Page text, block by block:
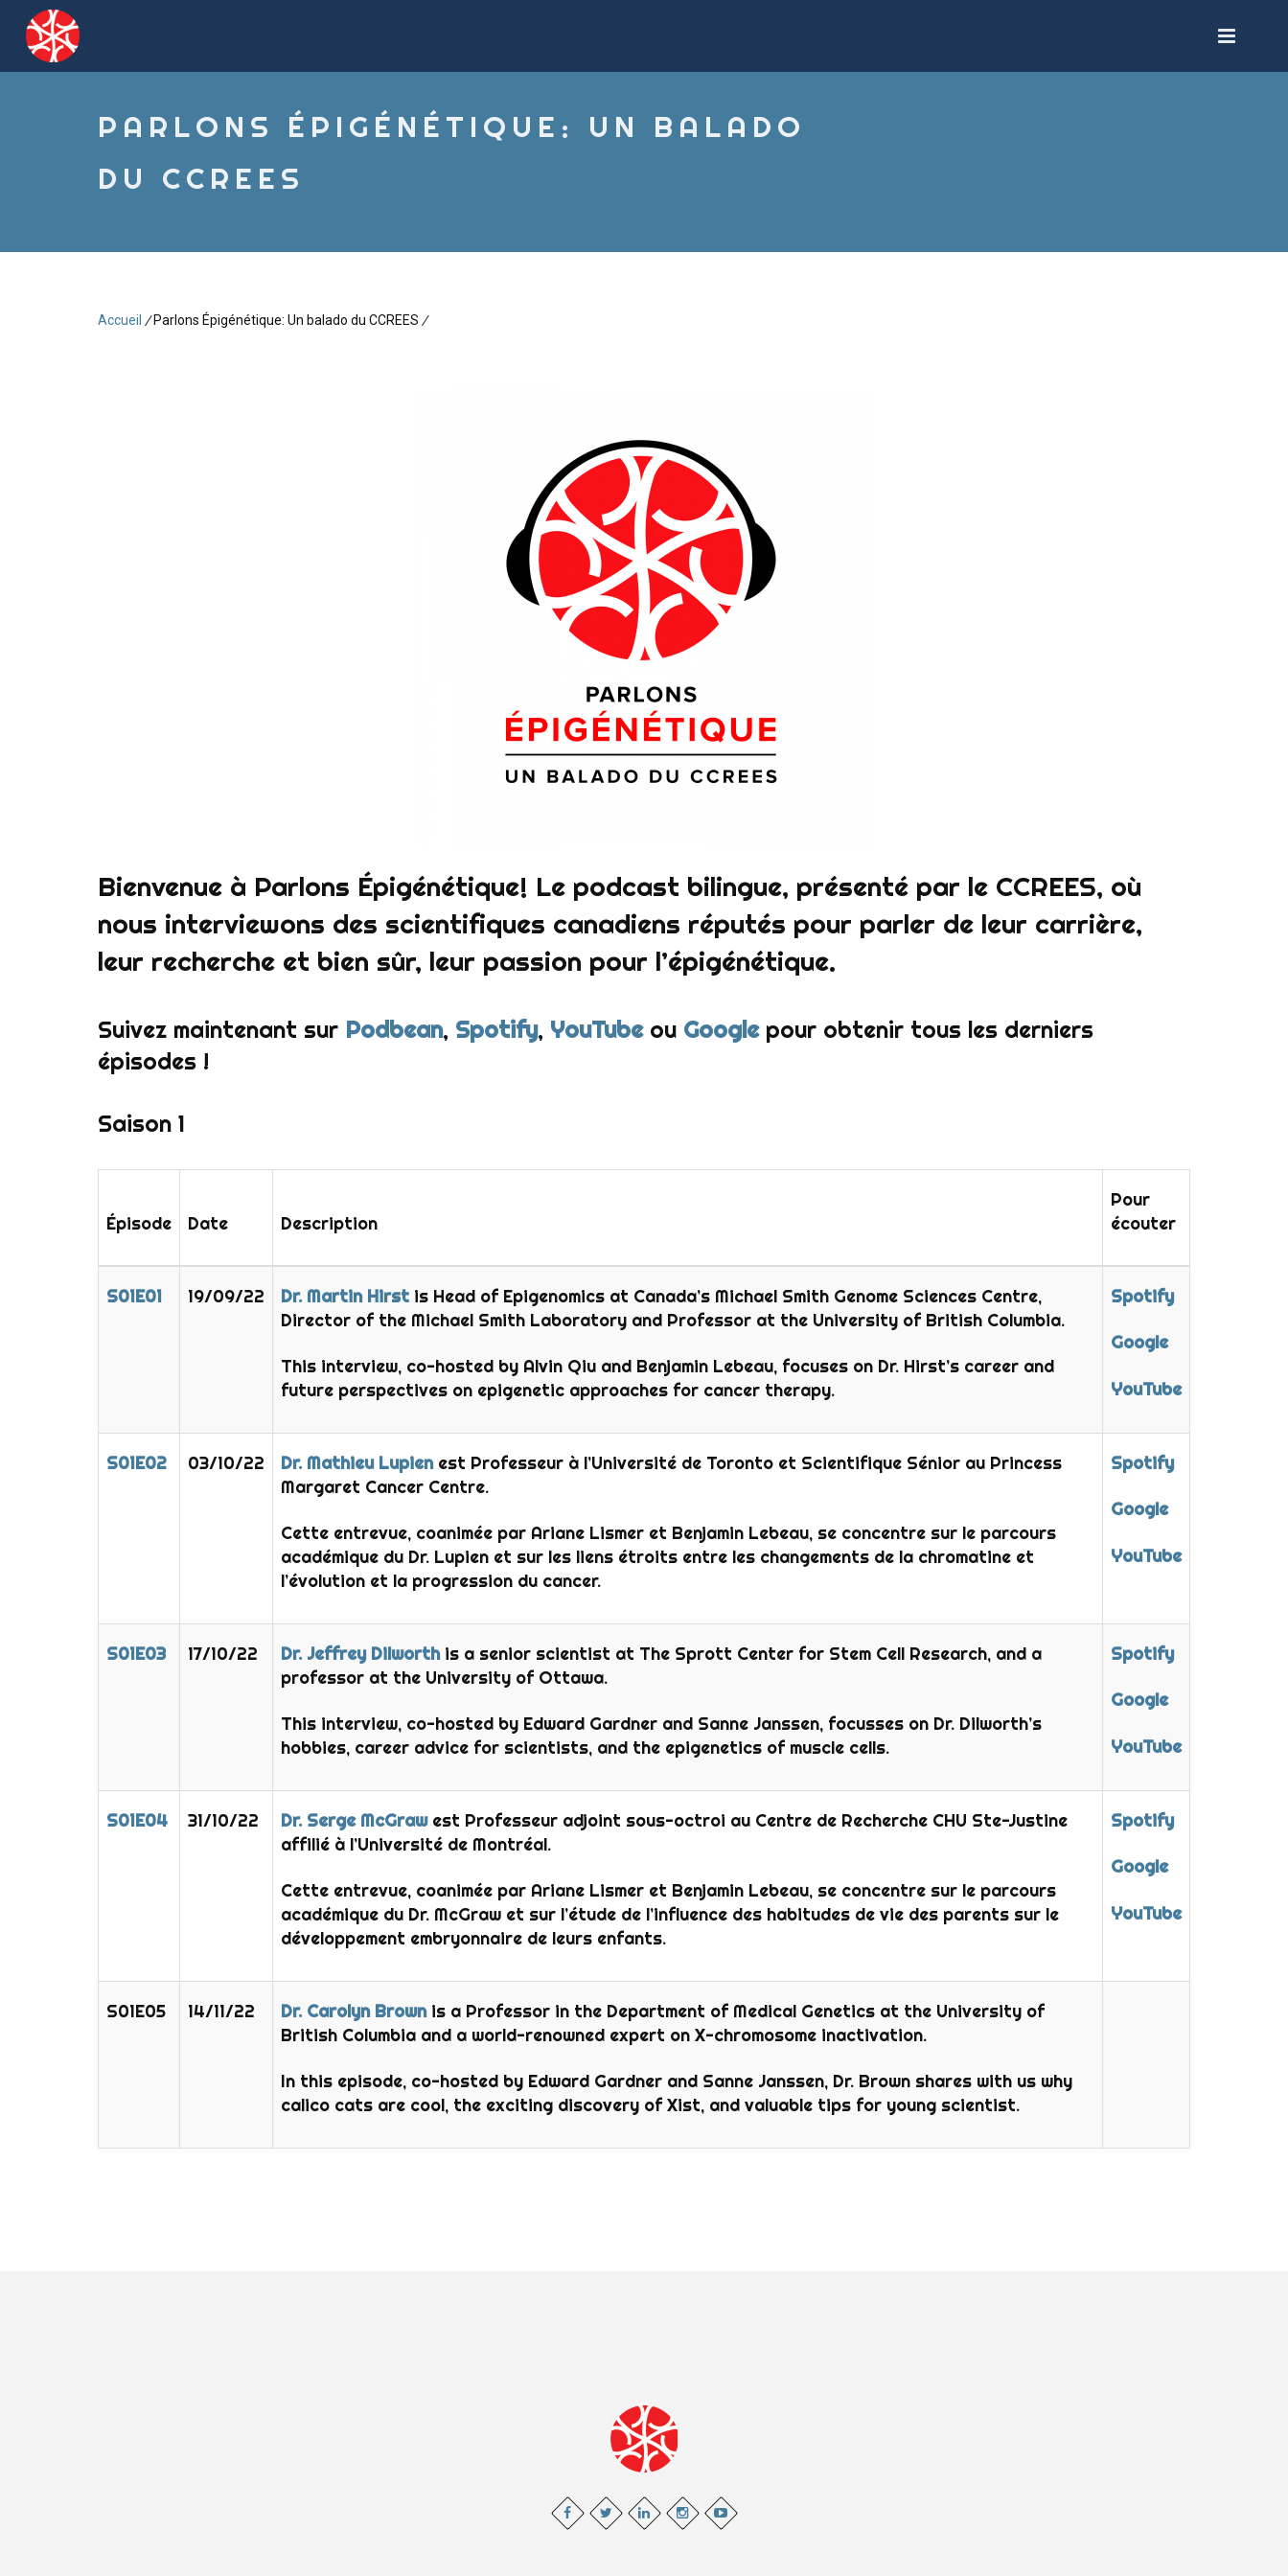
contenu
principal
PARLONS ÉPIGÉNÉTIQUE: UN BALADO
DU CCREES
Accueil /Parlons Épigénétique: Un balado du CCREES /
Bienvenue à Parlons Épigénétique! Le podcast bilingue, présenté par le CCREES, où
nous interviewons des scientifiques canadiens réputés pour parler de leur carrière,
leur recherche et bien sûr, leur passion pour l’épigénétique.
Suivez maintenant sur Podbean, Spotify, YouTubeou Googlepour obtenir tous les derniers
épisodes !
Saison 1
Épisode Date Description
Pour
écouter
S01E01 19/09/22 Dr. Martin Hirst is Head of Epigenomics at Canada’s Michael Smith Genome Sciences Centre,
Director of the Michael Smith Laboratory and Professor at the University of British Columbia.
This interview, co-hosted by Alvin Qiu and Benjamin Lebeau, focuses on Dr. Hirst’s career and
future perspectives on epigenetic approaches for cancer therapy.
Spotify
Google
YouTube
S01E02 03/10/22 Dr. Mathieu Lupienest Professeur à l’Université de Toronto et Scientifique Sénior au Princess
Margaret Cancer Centre.
Cette entrevue, coanimée par Ariane Lismer et Benjamin Lebeau, se concentre sur le parcours
académique du Dr. Lupien et sur les liens étroits entre les changements de la chromatine et
l’évolution et la progression du cancer.
Spotify
Google
YouTube
S01E03 17/10/22 Dr. Jeffrey Dilworthis a senior scientist at The Sprott Center for Stem Cell Research, and a
professor at the University of Ottawa.
This interview, co-hosted by Edward Gardner and Sanne Janssen, focusses on Dr. Dilworth’s
hobbies, career advice for scientists, and the epigenetics of muscle cells.
Spotify
Google
YouTube
S01E04 31/10/22 Dr. Serge McGrawest Professeur adjoint sous-octroi au Centre de Recherche CHU Ste-Justine
affilié à l’Université de Montréal.
Cette entrevue, coanimée par Ariane Lismer et Benjamin Lebeau, se concentre sur le parcours
académique du Dr. McGraw et sur l’étude de l’influence des habitudes de vie des parents sur le
développement embryonnaire de leurs enfants.
Spotify
Google
YouTube
S01E05 14/11/22 Dr. Carolyn Brownis a Professor in the Department of Medical Genetics at the University of
British Columbia and a world-renowned expert on X-chromosome inactivation.
In this episode, co-hosted by Edward Gardner and Sanne Janssen, Dr. Brown shares with us why
calico cats are cool, the exciting discovery of Xist, and valuable tips for young scientist.